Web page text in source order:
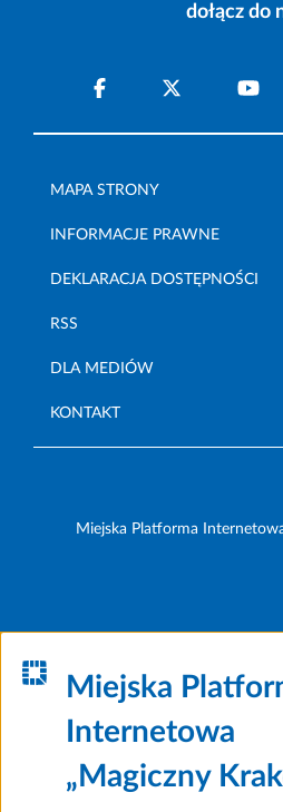
dołącz do
MAPA STRONY
INFORMACJE PRAWNE
DEKLARACJA DOSTĘPNOŚCI
RSS
DLA MEDIÓW
KONTAKT
Miejska Platforma
Miejska
Internetowa
„Magiczny